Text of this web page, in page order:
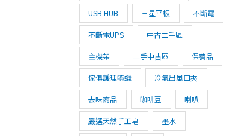
USB HUB 三星平板 不斷電
不斷電UPS 中古二手區
主機架 二手中古區 保養品
傢俱護理噴蠟 冷氣出風口夾
去味商品 咖啡豆 喇叭
嚴選天然手工皂 墨水